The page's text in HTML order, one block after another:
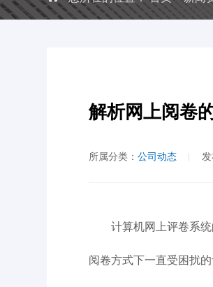
解析网上阅卷
所属分类：公司动态 发
计算机网上评卷系统
阅卷方式下一直受困扰